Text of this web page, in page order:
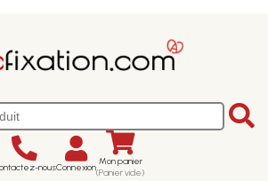
nousConnexion Mon panier
(Panier vide)